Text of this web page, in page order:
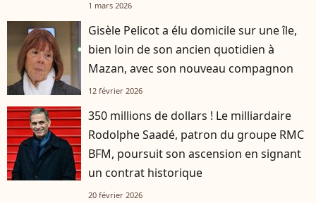
1 mars 2026
Gisèle Pelicot a élu domicile sur une île,
bien loin de son ancien quotidien à
Mazan, avec son nouveau compagnon
12 février 2026
350 millions de dollars ! Le milliardaire
Rodolphe Saadé, patron du groupe RMC
BFM, poursuit son ascension en signant
un contrat historique
20 février 2026